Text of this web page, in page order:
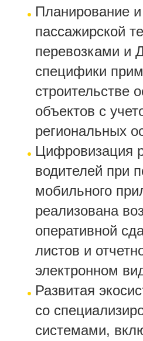
Планирование
пассажирской
перевозками и
специфики
строительстве
объектов с
региональных
Цифровизация
водителей при
мобильного
реализована
оперативной
листов и
электронном
Развитая
со
системами,